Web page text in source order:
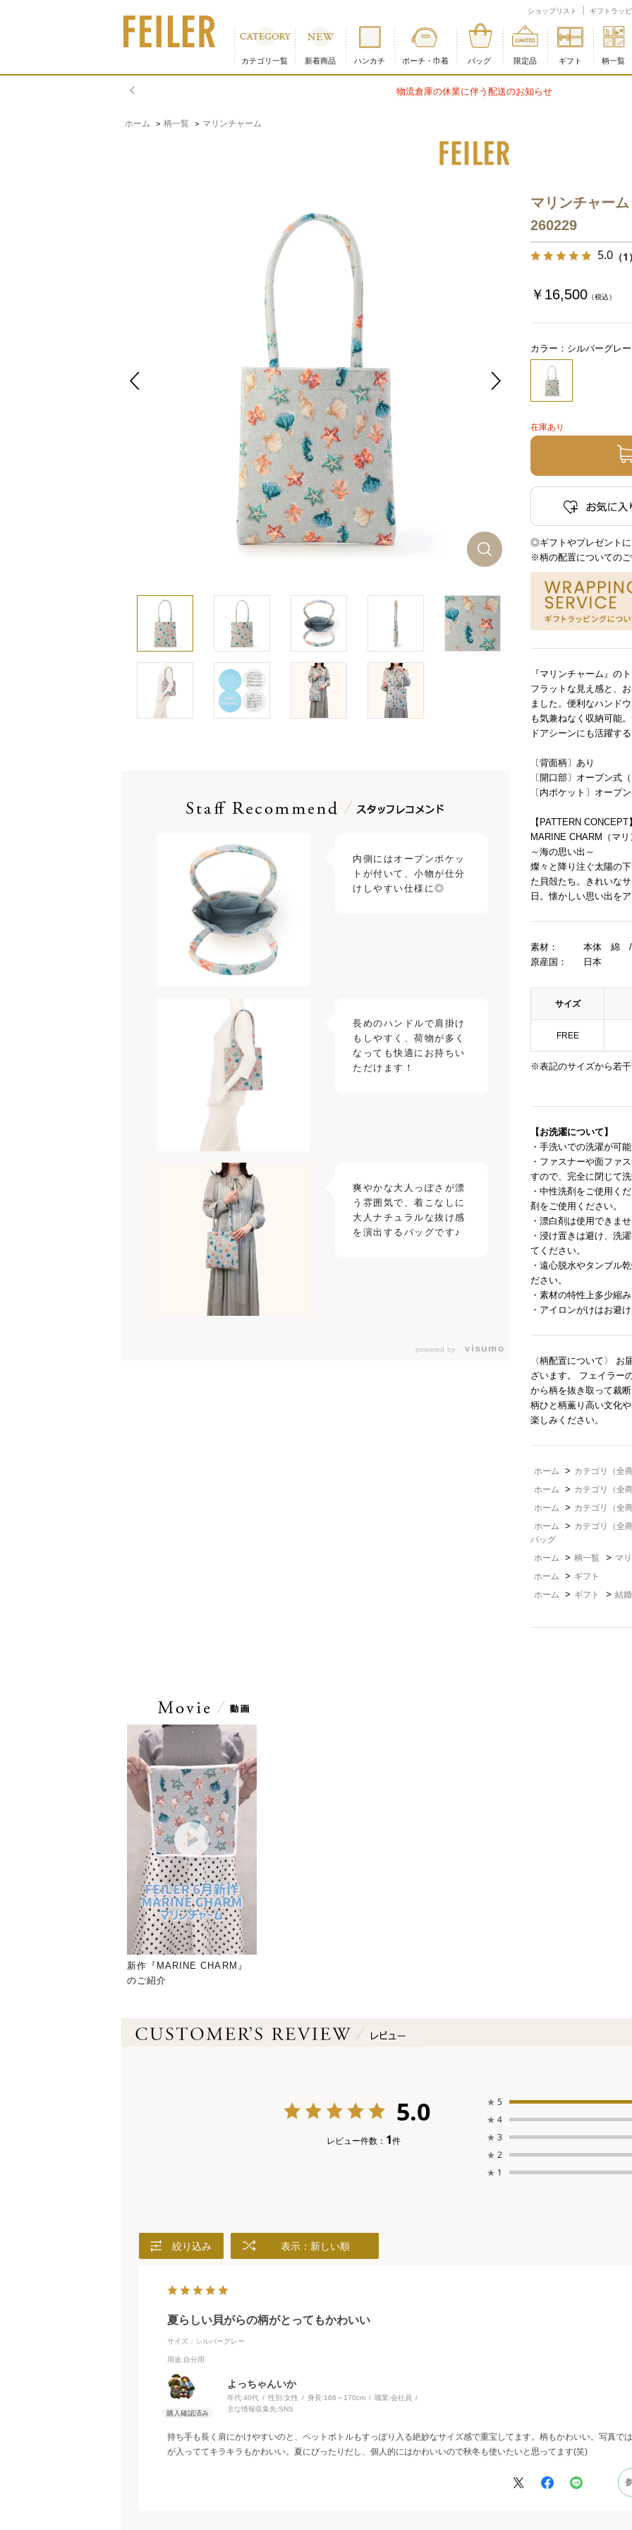
ショップリスト ギフトラッ
カテゴリ一覧 新着商品 ハンカチ ポーチ・巾着 バッグ 限定品 ギフト 柄一覧
物流倉庫の休業に伴う配送のお知らせ
ホーム > 柄一覧 > マリンチャーム
内側にはオープンポケッ
トが付いて、小物が仕分
長めのハンドルで肩掛け
もしやすく、荷物が多く
なっても快適にお持ちい
爽やかな大人っぽさが漂
う雰囲気で、着こなしに
大人ナチュラルな抜け感
を演出するバッグです♪
powered by
マリンチャー
260229
5.0 （
￥16,500 （税込）
カラー：シルバーグレー
在庫あり
◎ギフトやプレゼント
※柄の配置についての
『マリンチャーム』の
フラットな見え感と、
ました。便利なハンド
も気兼ねなく収納可能
ドアシーンにも活躍す
〔背面柄〕あり
〔開口部〕オープン式
〔内ポケット〕オープ
【PATTERN CONCEPT
MARINE CHARM（マ
～海の思い出～
燦々と降り注ぐ太陽の
た貝殻たち。きれいな
日。懐かしい思い出を
素材：
本体 綿 /
原産国：
日本
サイズ
FREE
※表記のサイズから若
【お洗濯について】
・手洗いでの洗濯が可
・ファスナーや面ファ
すので、完全に閉じて
・中性洗剤をご使用く
剤をご使用ください。
・漂白剤は使用できま
・浸け置きは避け、洗
てください。
・遠心脱水やタンブル
ださい。
・素材の特性上多少縮
・アイロンがけはお避
〈柄配置について〉
ざいます。 フェイラー
から柄を抜き取って裁
柄ひと柄薫り高い文化
楽しみください。
ホーム > カテゴリ（全
ホーム
> カテゴリ（全
ホーム
> カテゴリ（全
ホーム
> カテゴリ（全
バッグ
ホーム
> 柄一覧 > マ
ホーム
> ギフト
ホーム
> ギフト > 結
新作『MARINE CHARM』
のご紹介
5.0
レビュー件数： 1件
★ 5
★ 4
★ 3
★ 2
★ 1
絞り込み 表示：新しい順
夏らしい貝がらの柄がとってもかわいい
サイズ：シルバーグレー
用途:自分用
よっちゃんいか
年代:40代 性別:女性 身長:166～170cm 職業:会社員
主な情報収集先:SNS
持ち手も長く肩にかけやすいのと、ペットボトルもすっぽり入る絶妙なサイズ感で重宝してます。柄もかわいい。写真で
が入っててキラキラもかわいい。夏にぴったりだし、個人的にはかわいいので秋冬も使いたいと思ってます(笑)